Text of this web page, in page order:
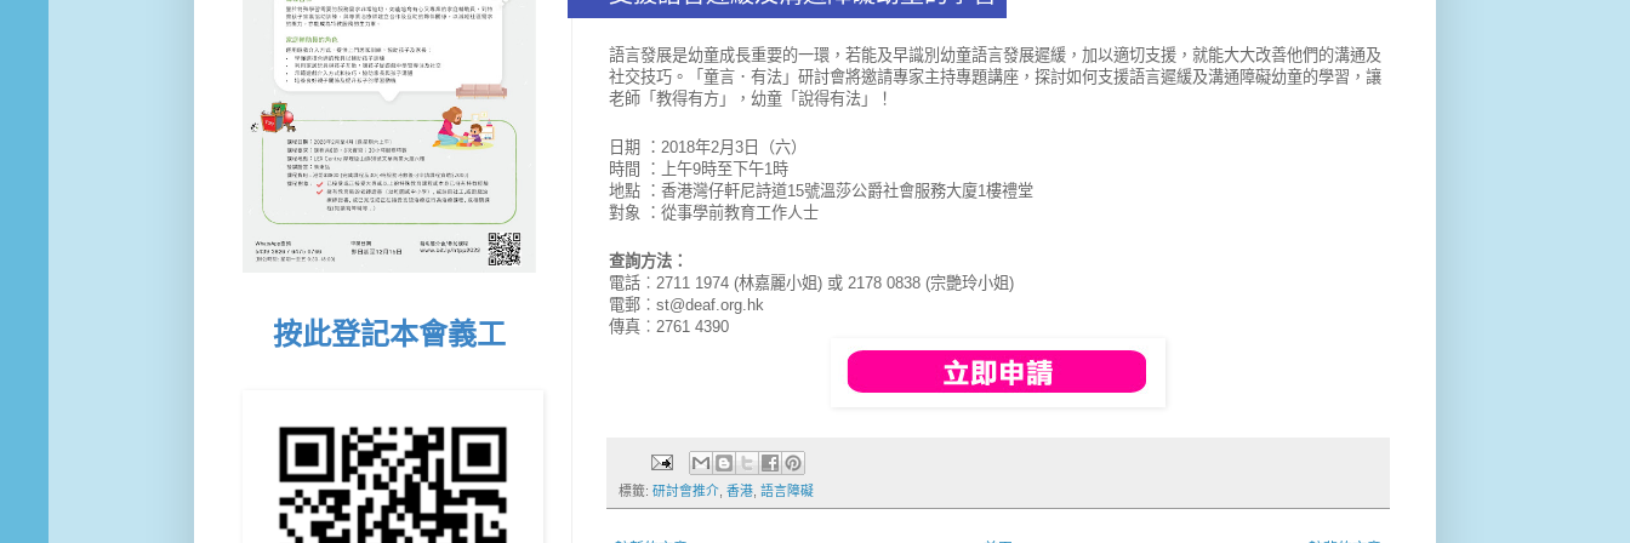
語言發展是幼童成長重要的一環，若能及早識別幼童語言發展遲緩，加以適切支援，就能大大改善他們的溝通及
社交技巧。「童言．有法」研討會將邀請專家主持專題講座，探討如何支援語言遲緩及溝通障礙幼童的學習，讓
老師「教得有方」，幼童「說得有法」！
日期 ：2018年2月3日（六）
時間 ：上午9時至下午1時
地點 ：香港灣仔軒尼詩道15號溫莎公爵社會服務大廈1樓禮堂
對象 ：從事學前教育工作人士
查詢方法：
電話︰2711 1974 (林嘉麗小姐) 或 2178 0838 (宗艷玲小姐)
電郵︰st@deaf.org.hk
傳真︰2761 4390
標籤: 研討會推介 香港 語言障礙
按此登記本會義工